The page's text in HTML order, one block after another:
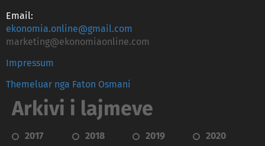
Email:
ekonomia.online@gmail.com
marketing@ekonomiaonline.com
Impressum
Themeluar nga Faton Osmani
Arkivi i lajmeve
2017 2018 2019
2020